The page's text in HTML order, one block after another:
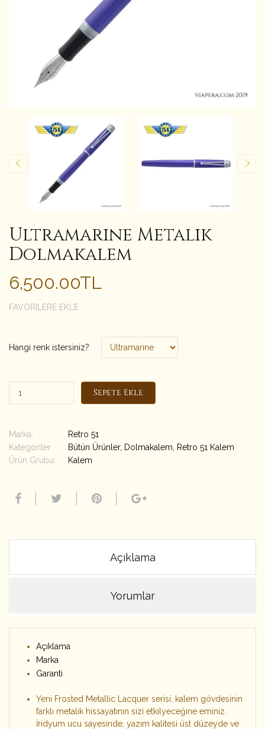
Ultramarine Metalik
Dolmakalem
6,500.00TL
FAVORILERE EKLE
Hangi renk istersiniz?
Sepete Ekle
Marka:
Retro 51
Kategoriler
Bütün Ürünler, Dolmakalem
Retro 51 Kalem
Ürün Grubu:
Kalem
Açıklama
Yorumlar
Açıklama
Marka
Garanti
Yeni Frosted Metallic Lacquer serisi, kalem gövdesinin
farklı metalik hissayatının sizi etkilyeceğine eminiz.
İridyum ucu sayesinde, yazım kalitesi üst düzeyde ve